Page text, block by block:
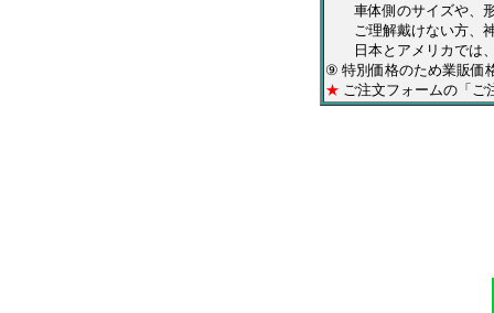
車体側のサイズや、形
ご理解戴けない方、神
日本とアメリカでは、
⑨ 特別価格のため業販価
★ ご注文フォームの「ご